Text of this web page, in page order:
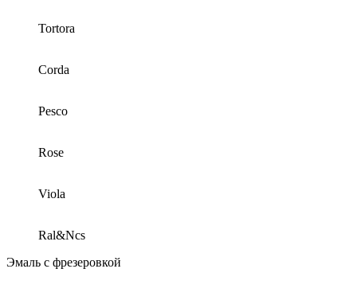
Tortora
Corda
Pesco
Rose
Viola
Ral&Ncs
Эмаль с фрезеровкой